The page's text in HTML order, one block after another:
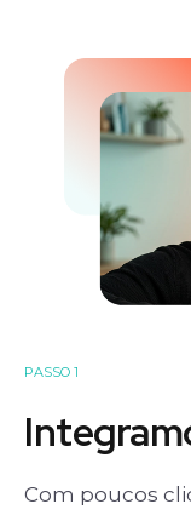
PASSO 1
Com poucos